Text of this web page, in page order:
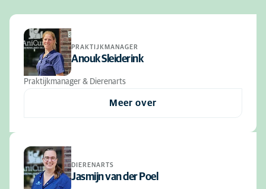
PRAKTIJKMANAGER
Anouk Sleiderink
Praktijkmanager & Dierenarts
Meer over
DIERENARTS
Jasmijn van der Poel